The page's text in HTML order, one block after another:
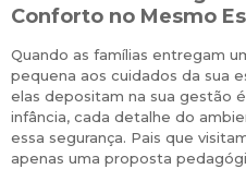
Conforto no Mesmo
Quando as famílias entregam
pequena aos cuidados da sua
elas depositam na sua gestão
infância, cada detalhe do
essa segurança. Pais que
apenas uma proposta